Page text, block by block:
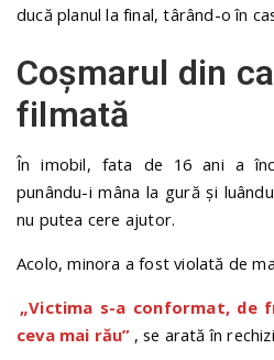
ducă planul la final, târând-o în
Coșmarul din
filmată
În imobil, fata de 16 ani a
punându-i mâna la gură și
nu putea cere ajutor.
Acolo, minora a fost violată de
„Victima s-a conformat, de
ceva mai rău” , se arată în